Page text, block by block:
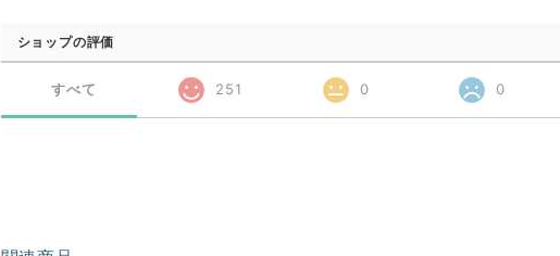
ショップの評価
すべて 251 0 0